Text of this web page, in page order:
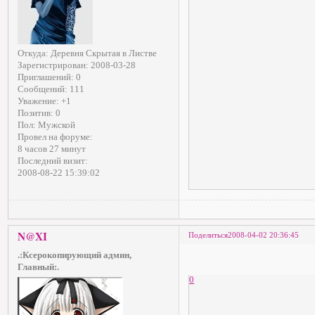
Откуда: Деревня Скрытая в Листве
Зарегистрирован: 2008-03-28
Приглашений: 0
Сообщений: 111
Уважение: +1
Позитив: 0
Пол: Мужской
Провел на форуме:
8 часов 27 минут
Последний визит:
2008-08-22 15:39:02
Поделиться2008-04-02 20:36:45
N@XI
.:Ксерокопирующий админ,
Главный:.
0